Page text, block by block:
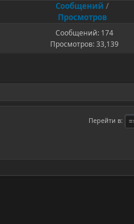
Сообщений /
Просмотров
Сообщений: 174
Просмотров: 33,139
Перейти в